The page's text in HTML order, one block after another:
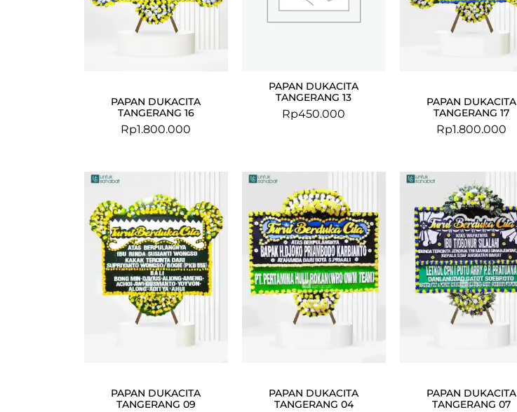
PAPAN DUKACITA
TANGERANG 16
Rp1.800.000
PAPAN DUKACITA
TANGERANG 13
Rp450.000
PAPAN DUKACITA
TANGERANG 17
Rp1.800.000
PAPAN DUKACITA
TANGERANG 09
PAPAN DUKACITA
TANGERANG 04
PAPAN DUKACITA
TANGERANG 07